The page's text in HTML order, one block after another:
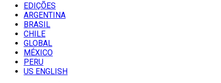
EDIÇÕES
ARGENTINA
BRASIL
CHILE
GLOBAL
MÉXICO
PERU
US ENGLISH